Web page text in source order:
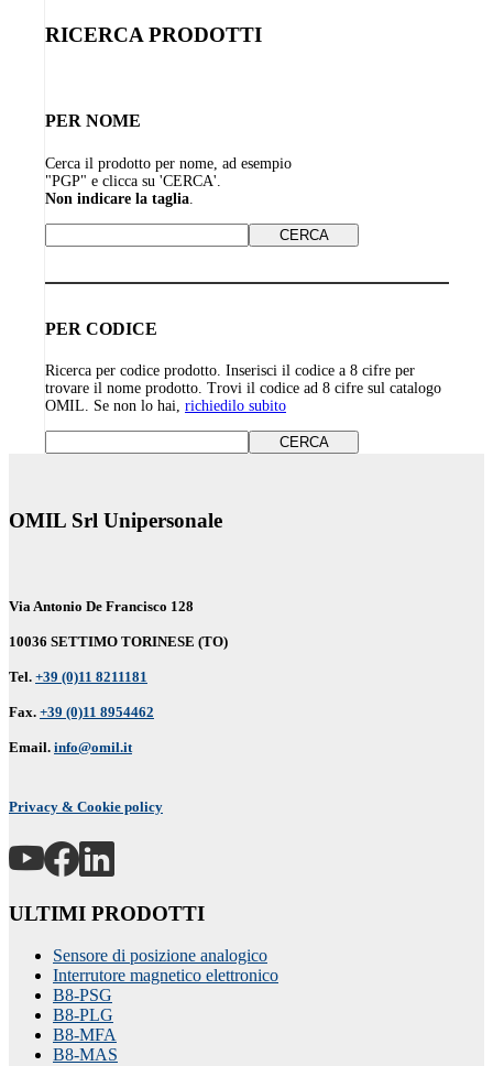
RICERCA PRODOTTI
PER NOME
Cerca il prodotto per nome, ad esempio
"PGP" e clicca su 'CERCA'.
Non indicare la taglia
PER CODICE
Ricerca per codice prodotto. Inserisci il codice a 8 cifre per
trovare il nome prodotto. Trovi il codice ad 8 cifre sul catalogo
OMIL. Se non lo hai, richiedilo subito
OMIL Srl Unipersonale
Via Antonio De Francisco 128
10036 SETTIMO TORINESE (TO)
Tel. +39 (0)11 8211181
Fax. +39 (0)11 8954462
Email. info@omil.it
Privacy & Cookie policy
ULTIMI PRODOTTI
Sensore di posizione analogico
Interrutore magnetico elettronico
B8-PSG
B8-PLG
B8-MFA
B8-MAS